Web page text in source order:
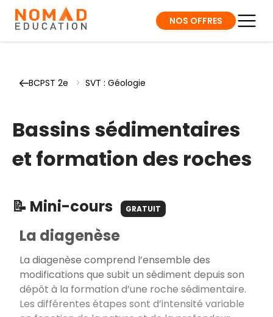
NOS OFFRES
BCPST 2e > SVT : Géologie
Bassins sédimentaires
et formation des roches
📝 Mini-cours GRATUIT
La diagenèse
La diagenèse comprend l’ensemble des
modifications que subit un sédiment depuis son
dépôt à la formation d’une roche sédimentaire.
Les différentes étapes sont d’intensité variable